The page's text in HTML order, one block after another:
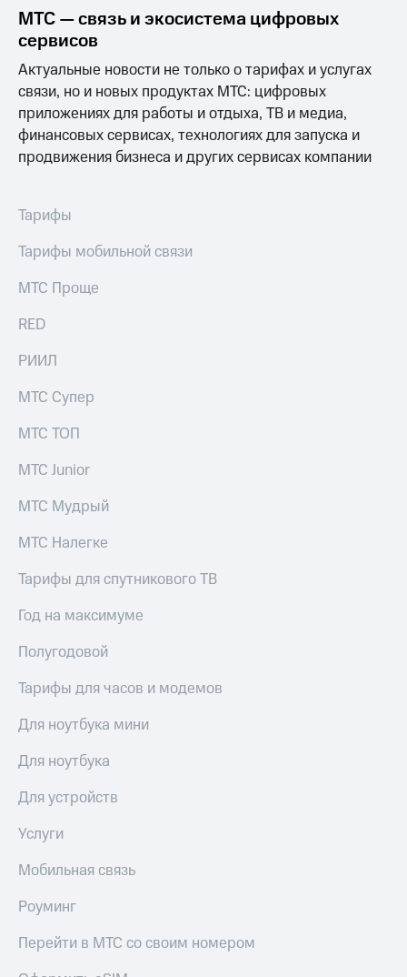
МТС — связь и экосистема цифровых
сервисов
Актуальные новости не только о тарифах и услугах
связи, но и новых продуктах МТС: цифровых
приложениях для работы и отдыха, ТВ и медиа,
финансовых сервисах, технологиях для запуска и
продвижения бизнеса и других сервисах компании
Тарифы
Тарифы мобильной связи
МТС Проще
RED
РИИЛ
МТС Супер
МТС ТОП
МТС Junior
МТС Мудрый
МТС Налегке
Тарифы для спутникового ТВ
Год на максимуме
Полугодовой
Тарифы для часов и модемов
Для ноутбука мини
Для ноутбука
Для устройств
Услуги
Мобильная связь
Роуминг
Перейти в МТС со своим номером